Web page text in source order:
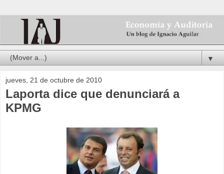
▼
jueves, 21 de octubre de 2010
Laporta dice que denunciará a
KPMG